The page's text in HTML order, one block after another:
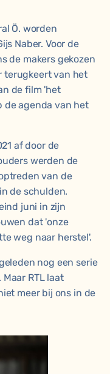
Ö. worden
Naber. Voor de
de makers gekozen
terugkeert van het
de film 'het
de agenda van het
af door de
werden de
van de
de schulden.
juni in zijn
dat 'onze
weg naar herstel'.
nog een serie
RTL laat
meer bij ons in de